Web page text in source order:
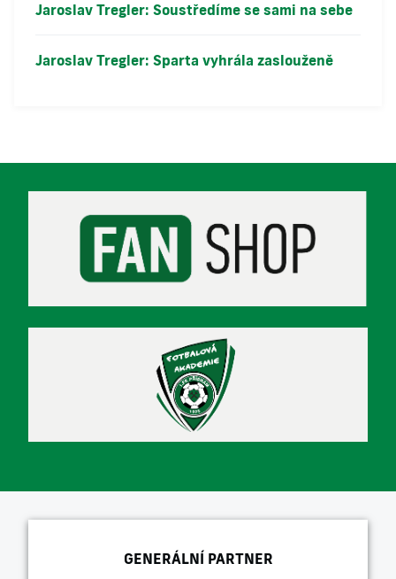
Jaroslav Tregler: Soustředíme se sami na sebe
Jaroslav Tregler: Sparta vyhrála zaslouženě
GENERÁLNÍ PARTNER